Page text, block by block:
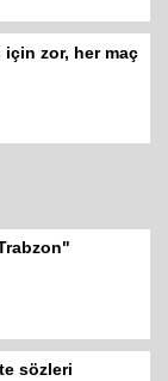
için zor, her maç
sözleri